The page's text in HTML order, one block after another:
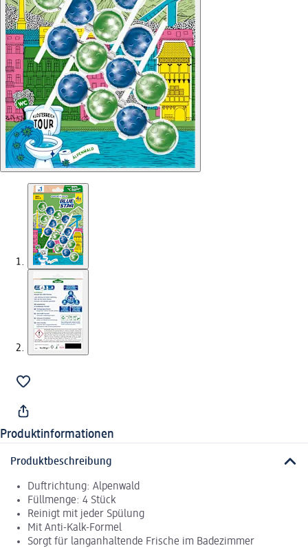
Produktinformationen
Produktbeschreibung
Duftrichtung: Alpenwald
Füllmenge: 4 Stück
Reinigt mit jeder Spülung
Mit Anti-Kalk-Formel
Sorgt für langanhaltende Frische im Badezimmer